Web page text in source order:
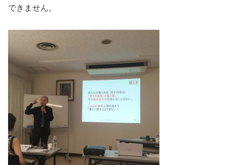
できません。